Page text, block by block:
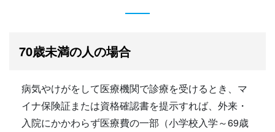
70歳未満の人の場合
病気やけがをして医療機関で診療を受けるとき、マ
イナ保険証または資格確認書を提示すれば、外来・
入院にかかわらず医療費の一部（小学校入学～69歳